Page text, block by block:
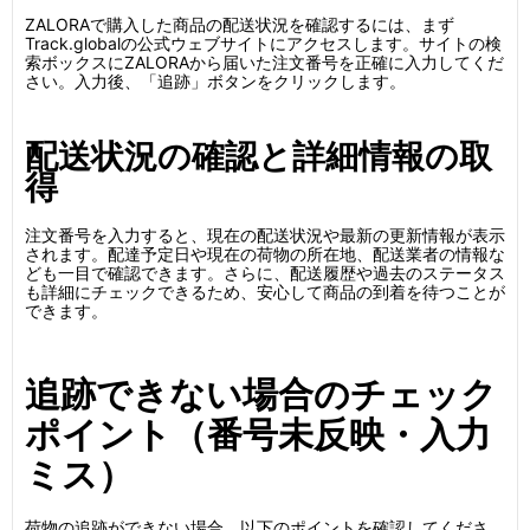
ZALORAで購入した商品の配送状況を確認するには、まず
Track.globalの公式ウェブサイトにアクセスします。サイトの検
索ボックスにZALORAから届いた注文番号を正確に入力してくだ
さい。入力後、「追跡」ボタンをクリックします。
配送状況の確認と詳細情報の取
得
注文番号を入力すると、現在の配送状況や最新の更新情報が表示
されます。配達予定日や現在の荷物の所在地、配送業者の情報な
ども一目で確認できます。さらに、配送履歴や過去のステータス
も詳細にチェックできるため、安心して商品の到着を待つことが
できます。
追跡できない場合のチェック
ポイント（番号未反映・入力
ミス）